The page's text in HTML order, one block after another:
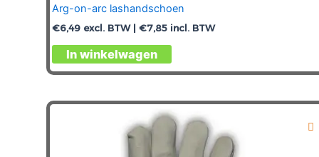
Arg-on-arc lashandschoen
€6,49 excl. BTW | €7,85 incl. BTW
In winkelwagen
Dit
product
meerdere
variaties.
Deze
optie